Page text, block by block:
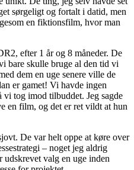
sørgeligt og fortalt i datid, men
en fiktionsfilm, hvor man
efter 1 år og 8 måneder. De
bare skulle bruge al den tid vi
dem en uge senere ville de
er gamet! Vi havde ingen
vi tog imod tilbuddet. Jeg sagde
en film, og det er ret vildt at hun
De var helt oppe at køre over
– noget jeg aldrig
udskrevet valg en uge inden